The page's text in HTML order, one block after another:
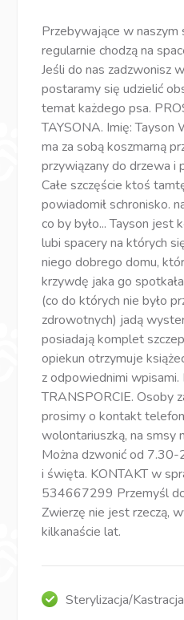
Przebywające w naszym
regularnie chodzą na
Jeśli do nas zadzwonisz
postaramy się udzielić
temat każdego psa.
TAYSONA. Imię: Tayson
ma za sobą koszmarną
przywiązany do drzewa i
Całe szczęście ktoś
powiadomił schronisko.
co by było... Tayson jest
lubi spacery na których
niego dobrego domu,
krzywdę jaka go
(co do których nie było
zdrowotnych) jadą
posiadają komplet
opiekun otrzymuje
z odpowiednimi
TRANSPORCIE. Osoby
prosimy o kontakt
wolontariuszką, na smsy
Można dzwonić od
i święta. KONTAKT w
534667299 Przemyśl
Zwierzę nie jest rzeczą,
kilkanaście lat.
Sterylizacja/Kastracja